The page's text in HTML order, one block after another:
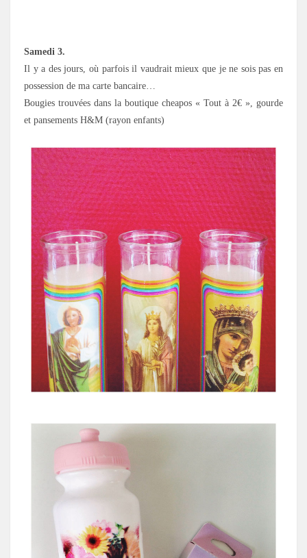
Samedi 3.
Il y a des jours, où parfois il vaudrait mieux que je ne sois pas en
possession de ma carte bancaire…
Bougies trouvées dans la boutique cheapos « Tout à 2€ », gourde
et pansements H&M (rayon enfants)